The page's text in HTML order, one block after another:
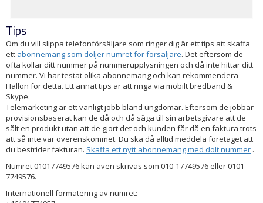
Tips
Om du vill slippa telefonförsäljare som ringer dig är ett tips att skaffa
ett abonnemang som döljer numret för försäljare. Det eftersom de
ofta kollar ditt nummer på nummerupplysningen och då inte hittar ditt
nummer. Vi har testat olika abonnemang och kan rekommendera
Hallon för detta. Ett annat tips är att ringa via mobilt bredband &
Skype.
Telemarketing är ett vanligt jobb bland ungdomar. Eftersom de jobbar
provisionsbaserat kan de då och då säga till sin arbetsgivare att de
sålt en produkt utan att de gjort det och kunden får då en faktura trots
att så inte var överenskommet. Du ska då alltid meddela företaget att
du bestrider fakturan. Skaffa ett nytt abonnemang med dolt nummer .
Numret 01017749576 kan även skrivas som 010-17749576 eller 0101-
7749576.
Internationell formatering av numret: